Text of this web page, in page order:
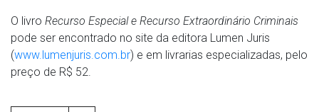
O livro Recurso Especial e Recurso Extraordinário Criminais
pode ser encontrado no site da editora Lumen Juris
(www.lumenjuris.com.br) e em livrarias especializadas, pelo
preço de R$ 52.